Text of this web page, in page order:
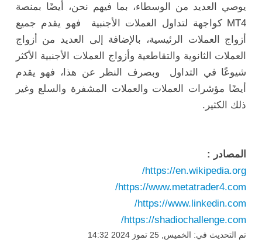
يوصي العديد من الوسطاء، بما فيهم نحن، أيضًا بمنصة
MT4 كواجهة لتداول العملات الأجنبية فهو يقدم جميع
أزواج العملات الرئيسية، بالإضافة إلى العديد من أزواج
العملات الثانوية والتقاطعية وأزواج العملات الأجنبية الأكثر
شيوعًا في التداول وبصرف النظر عن هذا، فهو يقدم
أيضًا مؤشرات العملات والعملات المشفرة والسلع وغير
ذلك الكثير.
المصادر :
https://en.wikipedia.org/
https://www.metatrader4.com/
https://www.linkedin.com/
https://shadiochallenge.com/
تم التحديث في: الخميس, 25 تموز 2024 14:32